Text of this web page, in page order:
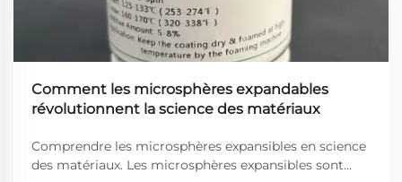
Comment les microsphères expandables
révolutionnent la science des matériaux
Comprendre les microsphères expansibles en science
des matériaux. Les microsphères expansibles sont